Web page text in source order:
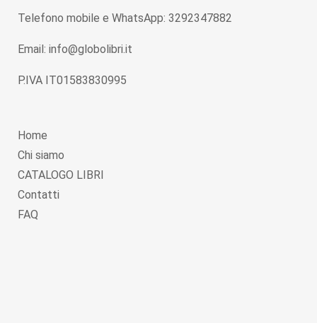
Telefono mobile e WhatsApp: 3292347882
Email: info@globolibri.it
P.IVA IT01583830995
Home
Chi siamo
CATALOGO LIBRI
Contatti
FAQ